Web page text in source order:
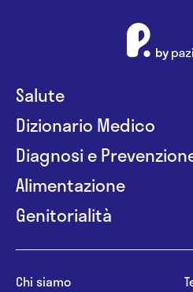
Salute
Dizionario Medico
Diagnosi e
Alimentazione
Genitorialità
Chi siamo